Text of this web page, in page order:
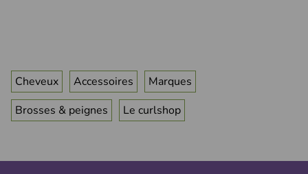
Cheveux Accessoires
Marques
Brosses & peignes
Le curlshop